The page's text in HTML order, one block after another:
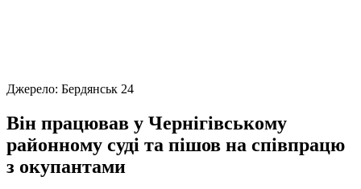
Джерело: Бердянськ 24
Він працював у Чернігівському
районному суді та пішов на співпрацю
з окупантами